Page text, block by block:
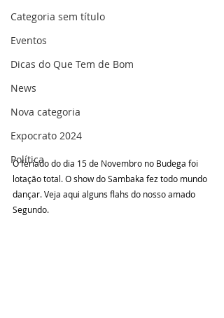
Categoria sem título
Eventos
Dicas do Que Tem de Bom
News
Nova categoria
Expocrato 2024
Política
O feriado do dia 15 de Novembro no Budega foi
lotação total. O show do Sambaka fez todo mundo
dançar. Veja aqui alguns flahs do nosso amado
Segundo.